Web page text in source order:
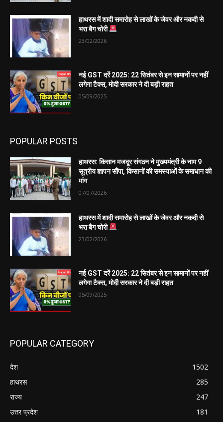
हाथरस में शादी समारोह से लाखों के जेवर और नकदी से
भरा बैग चोरी
23/02/2026
नई GST दरें 2025: 22 सितंबर से इन सामानों पर नहीं
लगेगा टैक्स, मोदी सरकार ने दी बड़ी राहत
05/09/2025
POPULAR POSTS
हाथरस: किसान मजदूर संगठन ने मुख्यमंत्री के नाम 9
सूत्रीय ज्ञापन सौंपा, किसानों की समस्याओं के समाधान की
मांग
07/07/2026
हाथरस में शादी समारोह से लाखों के जेवर और नकदी से
भरा बैग चोरी
23/02/2026
नई GST दरें 2025: 22 सितंबर से इन सामानों पर नहीं
लगेगा टैक्स, मोदी सरकार ने दी बड़ी राहत
05/09/2025
POPULAR CATEGORY
देश
1502
हाथरस
285
राज्य
247
उत्तर प्रदेश
181